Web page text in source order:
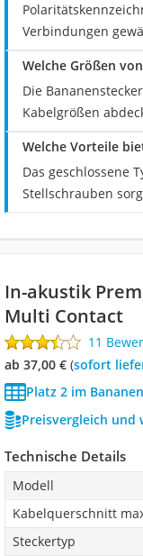
Verbindungen
Welche Größen
Die
Kabelgrößen
Welche Vorteile
Das geschlossene
Stellschrauben
In-akustik
Multi Contact
11
ab 37,00 €( Sofort
Platz 2 im
Preisvergleich und
Technische Details
Modell
Kabelquerschnitt
Steckertyp